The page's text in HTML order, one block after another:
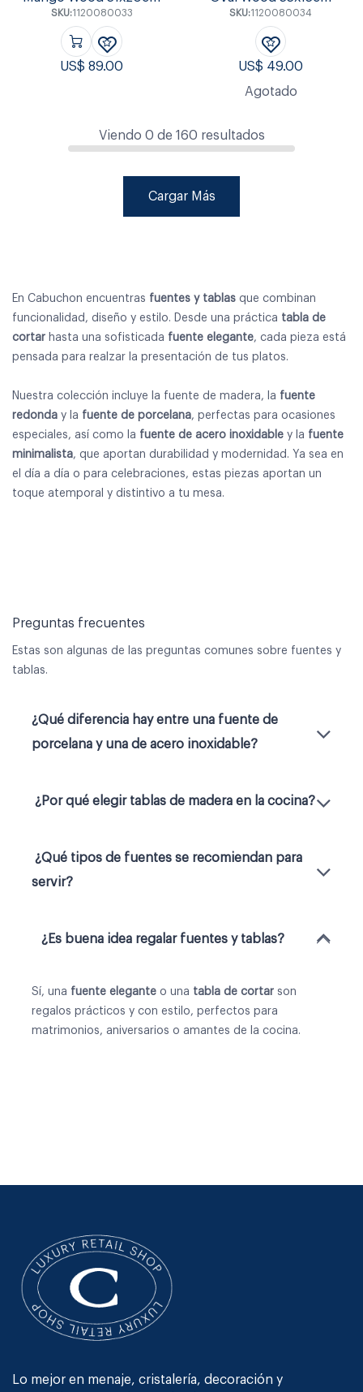
SKU:1120080033
US$89.00
SKU:1120080034
US$ 49.00
Agotado
Viendo 0 de 160 resultados
Cargar Más
En Cabuchon encuentras fuentes y tablas que combinan
funcionalidad, diseño y estilo. Desde una práctica tabla de
cortar hasta una sofisticada fuente elegante, cada pieza está
pensada para realzar la presentación de tus platos.
Nuestra colección incluye la fuente de madera, la fuente
redonda y la fuente de porcelana, perfectas para ocasiones
especiales, así como la fuente de acero inoxidable y la fuente
minimalista,​ que aportan durabilidad y modernidad. Ya sea en
el día a día o para celebraciones, estas piezas aportan un
toque atemporal y distintivo a tu mesa.
Preguntas frecuentes
Estas son algunas de las preguntas comunes sobre fuentes y
tablas.
¿Qué diferencia hay entre una fuente de
porcelana y una de acero inoxidable?
¿Por qué elegir tablas de madera en la cocina?
¿Qué tipos de fuentes se recomiendan para
servir?
¿Es buena idea regalar fuentes y tablas?
Sí, una fuente elegante o una tabla de cortar son
regalos prácticos y con estilo, perfectos para
matrimonios, aniversarios o amantes de la cocina.
Lo mejor en menaje, cristalería, decoración y